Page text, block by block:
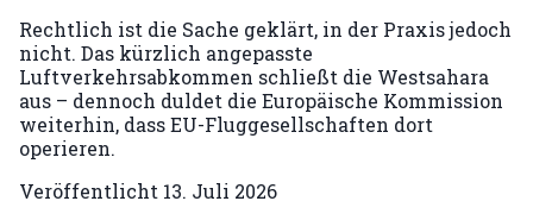
Rechtlich ist die Sache geklärt, in der Praxis jedoch
nicht. Das kürzlich angepasste
Luftverkehrsabkommen schließt die Westsahara
aus – dennoch duldet die Europäische Kommission
weiterhin, dass EU-Fluggesellschaften dort
operieren.
Veröffentlicht 13. Juli 2026